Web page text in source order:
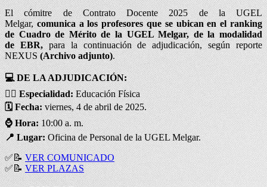
El cómitre de Contrato Docente 2025 de la UGEL
Melgar, comunica a los profesores que se ubican en el ranking
de Cuadro de Mérito de la UGEL Melgar, de la modalidad
de EBR, para la continuación de adjudicación, según reporte
NEXUS(Archivo adjunto).
💻 DE LA ADJUDICACIÓN:
✍🏻Especialidad:Educación Física
🗓️ Fecha:viernes, 4 de abril de 2025.
⌚ Hora:10:00 a. m.
📍 Lugar:Oficina de Personal de la UGEL Melgar.
✅ 📝VER COMUNICADO
✅📝VER PLAZAS